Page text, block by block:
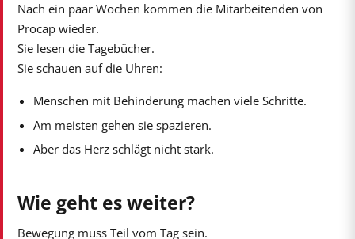
Nach ein paar Wochen kommen die Mitarbeitenden von
Procap wieder.
Sie lesen die Tagebücher.
Sie schauen auf die Uhren:
Menschen mit Behinderung machen viele Schritte.
Am meisten gehen sie spazieren.
Aber das Herz schlägt nicht stark.
Wie geht es weiter?
Bewegung muss Teil vom Tag sein.